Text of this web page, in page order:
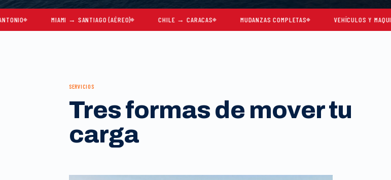
MIAMI → SANTIAGO (AÉREO) CHILE → CARACAS MUDANZAS COMPLETAS VEHÍCULOS Y MAQUINARIA
SERVICIOS
Tres formas de mover tu
carga